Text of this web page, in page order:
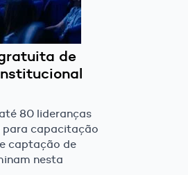
de
80 lideranças
para capacitação
captação de
nesta